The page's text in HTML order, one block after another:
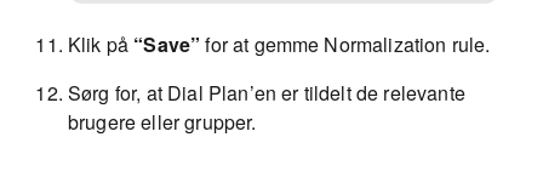
Klik på “Save” for at gemme Normalization rule.
Sørg for, at Dial Plan’en er tildelt de relevante
brugere eller grupper.